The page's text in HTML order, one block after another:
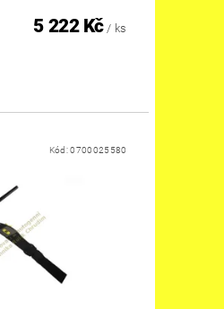
5 222 Kč / ks
Kód:0700025580